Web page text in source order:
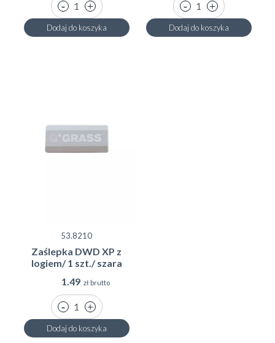
Dodaj do koszyka Dodaj do koszyka
53.8210
Zaślepka DWD XP z
logiem/ 1 szt./ szara
1.49 zł brutto
Dodaj do koszyka